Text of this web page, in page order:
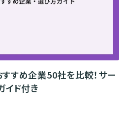
すめ企業50社を比較！サー
イド付き